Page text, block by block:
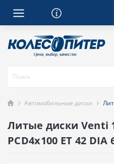
Автомобильные диски
Литые диски Venti
PCD4x100 ET 42 DIA